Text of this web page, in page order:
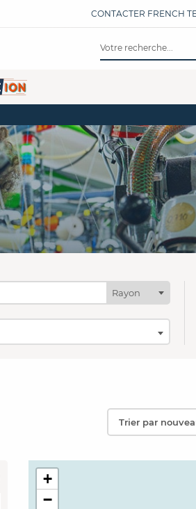
CONTACTER FRENCH
Rayon
+
−